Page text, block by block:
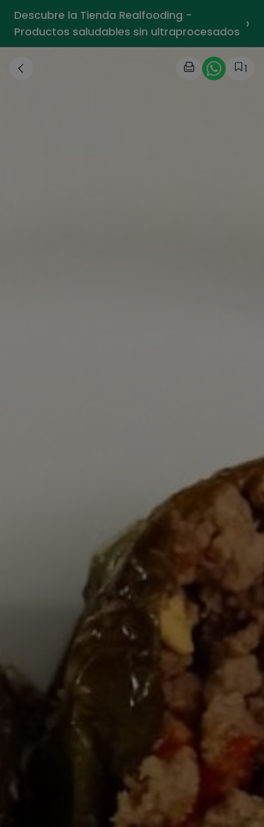
Descubre la Tienda Realfooding -
Productos saludables sin ultraprocesados ›
1